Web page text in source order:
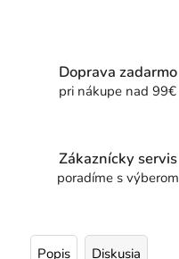
Doprava zadarmo
pri nákupe nad 99€
Zákaznícky servis
poradíme s výberom
Popis Diskusia